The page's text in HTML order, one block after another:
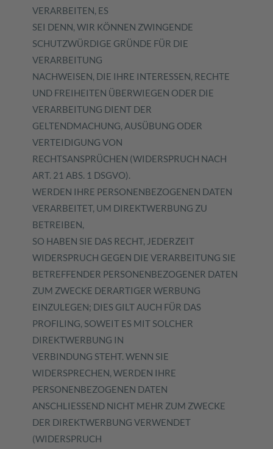
VERARBEITEN, ES
SEI DENN, WIR KÖNNEN ZWINGENDE
SCHUTZWÜRDIGE GRÜNDE FÜR DIE
VERARBEITUNG
NACHWEISEN, DIE IHRE INTERESSEN, RECHTE
UND FREIHEITEN ÜBERWIEGEN ODER DIE
VERARBEITUNG DIENT DER
GELTENDMACHUNG, AUSÜBUNG ODER
VERTEIDIGUNG VON
RECHTSANSPRÜCHEN (WIDERSPRUCH NACH
ART. 21 ABS. 1 DSGVO).
WERDEN IHRE PERSONENBEZOGENEN DATEN
VERARBEITET, UM DIREKTWERBUNG ZU
BETREIBEN,
SO HABEN SIE DAS RECHT, JEDERZEIT
WIDERSPRUCH GEGEN DIE VERARBEITUNG SIE
BETREFFENDER PERSONENBEZOGENER DATEN
ZUM ZWECKE DERARTIGER WERBUNG
EINZULEGEN; DIES GILT AUCH FÜR DAS
PROFILING, SOWEIT ES MIT SOLCHER
DIREKTWERBUNG IN
VERBINDUNG STEHT. WENN SIE
WIDERSPRECHEN, WERDEN IHRE
PERSONENBEZOGENEN DATEN
ANSCHLIESSEND NICHT MEHR ZUM ZWECKE
DER DIREKTWERBUNG VERWENDET
(WIDERSPRUCH